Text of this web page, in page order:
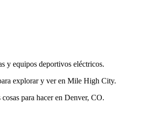
y equipos deportivos eléctricos.
explorar y ver en Mile High City.
para hacer en Denver, CO.